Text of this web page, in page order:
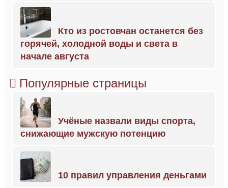
Кто из ростовчан останется без
горячей, холодной воды и света в
начале августа
Популярные страницы
Учёные назвали виды спорта,
снижающие мужскую потенцию
10 правил управления деньгами